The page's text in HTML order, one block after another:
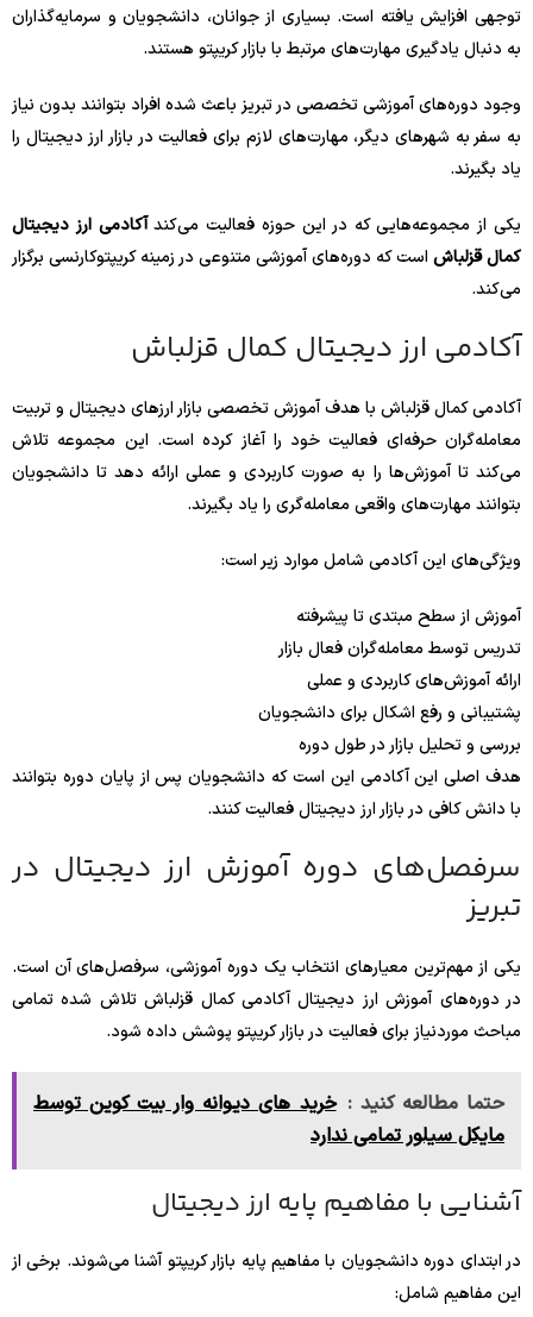
توجهی افزایش یافته است. بسیاری از جوانان، دانشجویان و سرمایه‌گذاران
به دنبال یادگیری مهارت‌های مرتبط با بازار کریپتو هستند.
وجود دوره‌های آموزشی تخصصی در تبریز باعث شده افراد بتوانند بدون نیاز
به سفر به شهرهای دیگر، مهارت‌های لازم برای فعالیت در بازار ارز دیجیتال را
یاد بگیرند.
یکی از مجموعه‌هایی که در این حوزه فعالیت می‌کندآکادمی ارز دیجیتال
کمال قزلباش است که دوره‌های آموزشی متنوعی در زمینه کریپتوکارنسی برگزار
می‌کند.
آکادمی ارز دیجیتال کمال قزلباش
آکادمی کمال قزلباش با هدف آموزش تخصصی بازار ارزهای دیجیتال و تربیت
معامله‌گران حرفه‌ای فعالیت خود را آغاز کرده است. این مجموعه تلاش
می‌کند تا آموزش‌ها را به صورت کاربردی و عملی ارائه دهد تا دانشجویان
بتوانند مهارت‌های واقعی معامله‌گری را یاد بگیرند.
ویژگی‌های این آکادمی شامل موارد زیر است:
آموزش از سطح مبتدی تا پیشرفته
تدریس توسط معامله‌گران فعال بازار
ارائه آموزش‌های کاربردی و عملی
پشتیبانی و رفع اشکال برای دانشجویان
بررسی و تحلیل بازار در طول دوره
هدف اصلی این آکادمی این است که دانشجویان پس از پایان دوره بتوانند
با دانش کافی در بازار ارز دیجیتال فعالیت کنند.
سرفصل‌های دوره آموزش ارز دیجیتال در
تبریز
یکی از مهم‌ترین معیارهای انتخاب یک دوره آموزشی، سرفصل‌های آن است.
در دوره‌های آموزش ارز دیجیتال آکادمی کمال قزلباش تلاش شده تمامی
مباحث موردنیاز برای فعالیت در بازار کریپتو پوشش داده شود.
حتما مطالعه کنید : خرید های دیوانه وار بیت کوین توسط
مایکل سیلور تمامی ندارد
آشنایی با مفاهیم پایه ارز دیجیتال
در ابتدای دوره دانشجویان با مفاهیم پایه بازار کریپتو آشنا می‌شوند. برخی از
این مفاهیم شامل: